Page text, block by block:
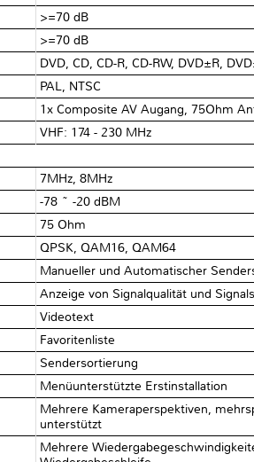
>=70 dB
>=70 dB
DVD, CD, CD-R, CD-RW, DVD±R,
PAL, NTSC
1x Composite AV Augang, 75Ohm
VHF: 174 - 230 MHz
7MHz, 8MHz
-78 ~ -20 dBM
75 Ohm
QPSK, QAM16, QAM64
Manueller und Automatischer
Anzeige von Signalqualität und
Videotext
Favoritenliste
Sendersortierung
Menüunterstützte Erstinstallation
Mehrere Kameraperspektiven,
unterstützt
Mehrere